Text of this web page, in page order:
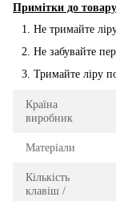
Примітки до
Не тримайте
Не забувайте
Тримайте ліру
Країна
виробник
Матеріали
Кількість
клавіш /